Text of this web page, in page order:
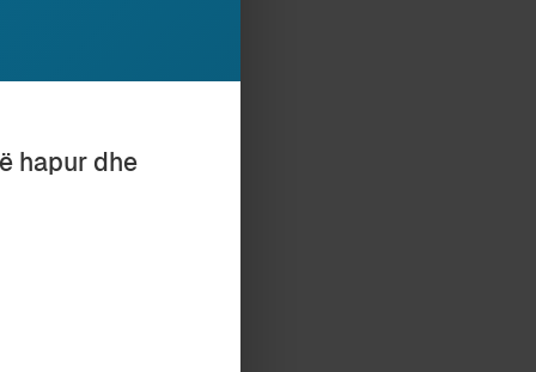
hapur dhe